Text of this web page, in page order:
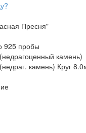
Пресня"
925 пробы
камень)
камень) Круг